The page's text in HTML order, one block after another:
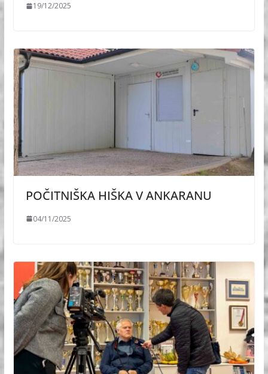
19/12/2025
POČITNIŠKA HIŠKA V ANKARANU
04/11/2025